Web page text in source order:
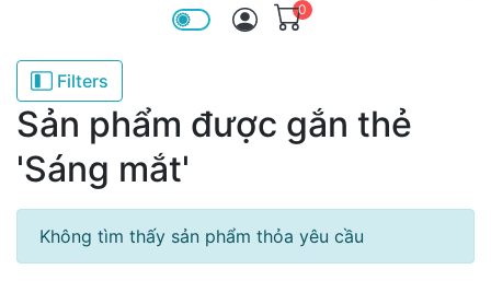
0
Filters
Sản phẩm được gắn thẻ
'Sáng mắt'
Không tìm thấy sản phẩm thỏa yêu cầu